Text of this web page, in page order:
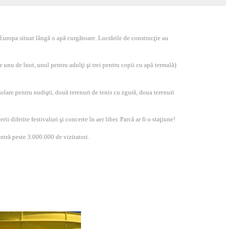
situat lângă o apă curgătoare. Lucrările de construcţie au
unu de înot, unul pentru adulţi şi trei pentru copii cu apă termală)
pentru nudişti, două terenuri de tenis cu zgură, doua terenuri
diferite festivaluri şi concerte în aer liber. Parcă ar fi o staţiune!
peste 3.000.000 de vizitatori.